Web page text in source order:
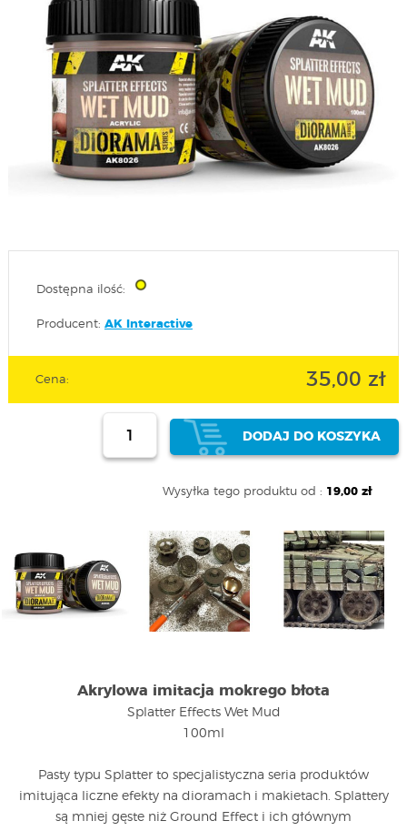
Dostępna ilość:
Producent: AK Interactive
Cena: 35,00 zł
DODAJ DO KOSZYKA
Wysyłka tego produktu od : 19,00 zł
Akrylowa imitacja mokrego błota
Splatter Effects Wet Mud
100ml
Pasty typu Splatter to specjalistyczna seria produktów
imitująca liczne efekty na dioramach i makietach. Splattery
są mniej gęste niż Ground Effect i ich głównym